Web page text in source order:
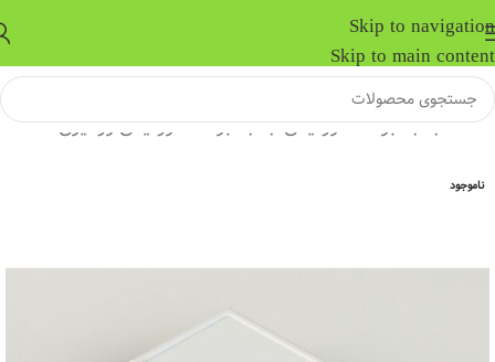
Skip to navigation
Skip to main content
خانه/جعبه برد الکترونیکی/جعبه برد الکترونیکی رومیزی
ناموجود